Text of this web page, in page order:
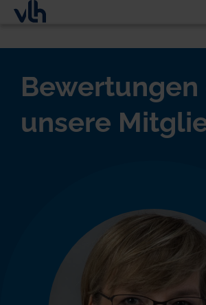
unsere